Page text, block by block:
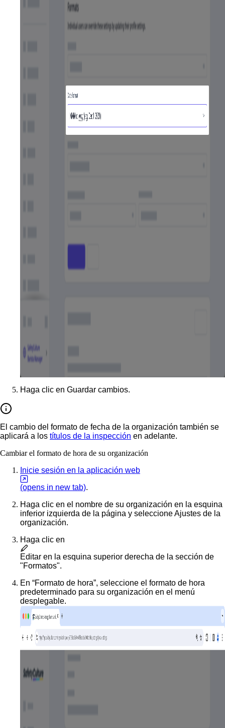
Haga clic en Guardar cambios.
El cambio del formato de fecha de la organización también se
aplicará a los títulos de la inspección en adelante.
Cambiar el formato de hora de su organización
Inicie sesión en la aplicación web
(opens in new tab).
Haga clic en el nombre de su organización en la esquina
inferior izquierda de la página y seleccioneAjustes de la
organización.
Haga clic en
Editar en la esquina superior derecha de la sección de
"Formatos".
En “Formato de hora”, seleccione el formato de hora
predeterminado para su organización en el menú
desplegable.